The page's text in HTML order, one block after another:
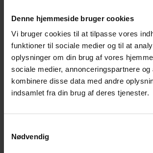
Denne hjemmeside bruger cookies
Vi bruger cookies til at tilpasse vores
funktioner til sociale medier og til at
oplysninger om din brug af vores
sociale medier, annonceringspartnere
kombinere disse data med andre
indsamlet fra din brug af deres tjenester.
Nødvendig
Kaninbur
Rottebur
Marsvinebur
Løbegård
Overdækning løbegård
Indretning til bure